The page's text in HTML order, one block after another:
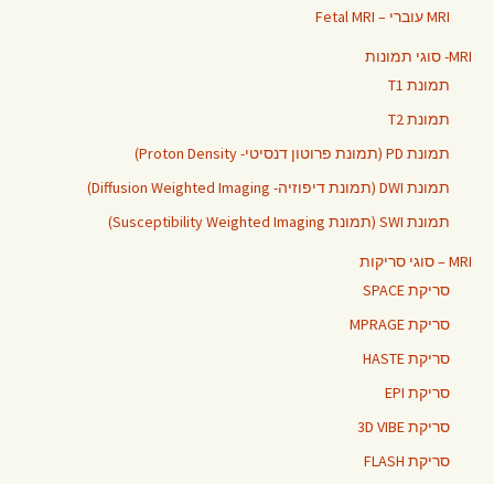
MRI עוברי – Fetal MRI
MRI- סוגי תמונות
תמונת T1
תמונת T2
תמונת PD (תמונת פרוטון דנסיטי- Proton Density)
תמונת DWI (תמונת דיפוזיה- Diffusion Weighted Imaging)
תמונת SWI (תמונת Susceptibility Weighted Imaging)
MRI – סוגי סריקות
סריקת SPACE
סריקת MPRAGE
סריקת HASTE
סריקת EPI
סריקת 3D VIBE
סריקת FLASH